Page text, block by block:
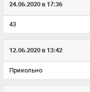
24.06.2020 в 17:36
43
12.06.2020 в 13:42
Прикольно